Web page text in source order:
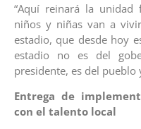
“Aquí reinará la unidad
niños y niñas van a
estadio, que desde hoy
estadio no es del
presidente, es del pueblo
Entrega de
con el talento local